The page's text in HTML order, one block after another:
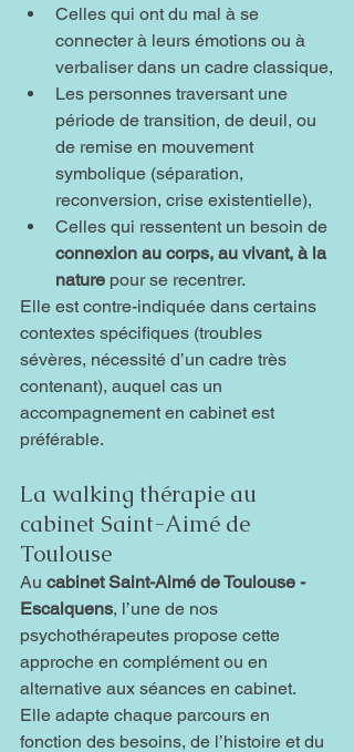
Celles qui ont du mal à se
connecter à leurs émotions ou à
verbaliser dans un cadre classique,
Les personnes traversant une
période de transition, de deuil, ou
de remise en mouvement
symbolique (séparation,
reconversion, crise existentielle),
Celles qui ressentent un besoin de
connexion au corps, au vivant, à la
nature pour se recentrer.
Elle est contre-indiquée dans certains
contextes spécifiques (troubles
sévères, nécessité d’un cadre très
contenant), auquel cas un
accompagnement en cabinet est
préférable.
La walking thérapie au
cabinet Saint-Aimé de
Toulouse
Au cabinet Saint-Aimé de Toulouse -
Escalquens, l’une de nos
psychothérapeutes propose cette
approche en complément ou en
alternative aux séances en cabinet.
Elle adapte chaque parcours en
fonction des besoins, de l’histoire et du